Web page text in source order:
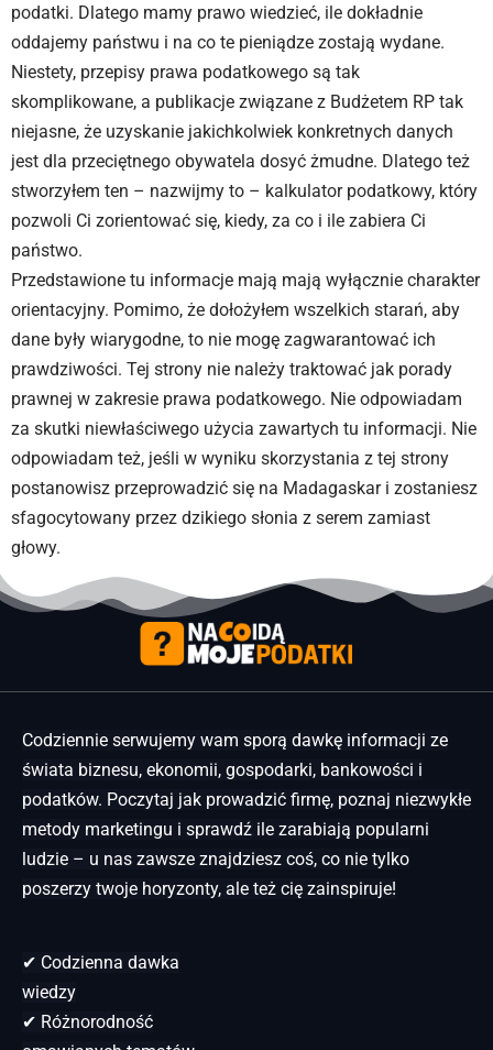
podatki. Dlatego mamy prawo wiedzieć, ile dokładnie
oddajemy państwu i na co te pieniądze zostają wydane.
Niestety, przepisy prawa podatkowego są tak
skomplikowane, a publikacje związane z Budżetem RP tak
niejasne, że uzyskanie jakichkolwiek konkretnych danych
jest dla przeciętnego obywatela dosyć żmudne. Dlatego też
stworzyłem ten – nazwijmy to – kalkulator podatkowy, który
pozwoli Ci zorientować się, kiedy, za co i ile zabiera Ci
państwo.
Przedstawione tu informacje mają mają wyłącznie charakter
orientacyjny. Pomimo, że dołożyłem wszelkich starań, aby
dane były wiarygodne, to nie mogę zagwarantować ich
prawdziwości. Tej strony nie należy traktować jak porady
prawnej w zakresie prawa podatkowego. Nie odpowiadam
za skutki niewłaściwego użycia zawartych tu informacji. Nie
odpowiadam też, jeśli w wyniku skorzystania z tej strony
postanowisz przeprowadzić się na Madagaskar i zostaniesz
sfagocytowany przez dzikiego słonia z serem zamiast
głowy.
Codziennie serwujemy wam sporą dawkę informacji ze
świata biznesu, ekonomii, gospodarki, bankowości i
podatków. Poczytaj jak prowadzić firmę, poznaj niezwykłe
metody marketingu i sprawdź ile zarabiają popularni
ludzie – u nas zawsze znajdziesz coś, co nie tylko
poszerzy twoje horyzonty, ale też cię zainspiruje!
✔ Codzienna dawka
wiedzy
✔ Różnorodność